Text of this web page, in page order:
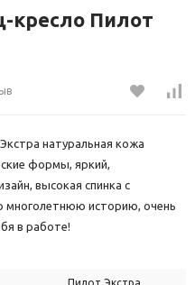
кресло Пилот
натуральная кожа
формы, яркий,
высокая спинка с
многолетнюю историю, очень
в работе!